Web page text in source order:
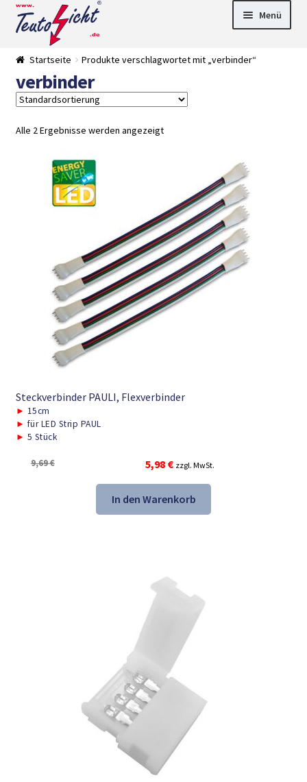
Zur
Navigation
springen
Springe
zum
Menü
► LED Panel
►
Leuchtmittel
►
Versandarten
► Zahlarten
Startseite Produkte verschlagwortet mit „verbinder“
verbinder
Alle 2 Ergebnisse werden angezeigt
Steckverbinder PAULI, Flexverbinder
► 15cm
► für LED Strip PAUL
► 5 Stück
9,69€
Ursprünglicher
Preis
war:
9,69 €
5,98 €Aktueller
Preis
ist:
5,98 €.
zzgl. MwSt.
In den Warenkorb